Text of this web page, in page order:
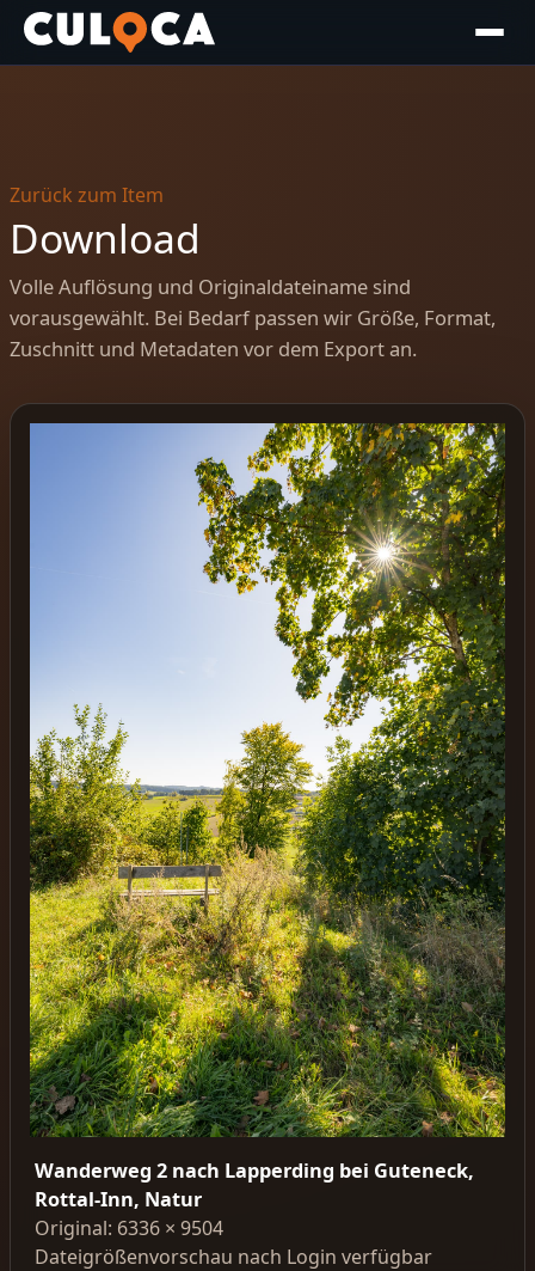
Zurück zum Item
Download
Volle Auflösung und Originaldateiname sind
vorausgewählt. Bei Bedarf passen wir Größe, Format,
Zuschnitt und Metadaten vor dem Export an.
Wanderweg 2 nach Lapperding bei Guteneck,
Rottal-Inn, Natur
Original: 6336 × 9504
Dateigrößenvorschau nach Login verfügbar